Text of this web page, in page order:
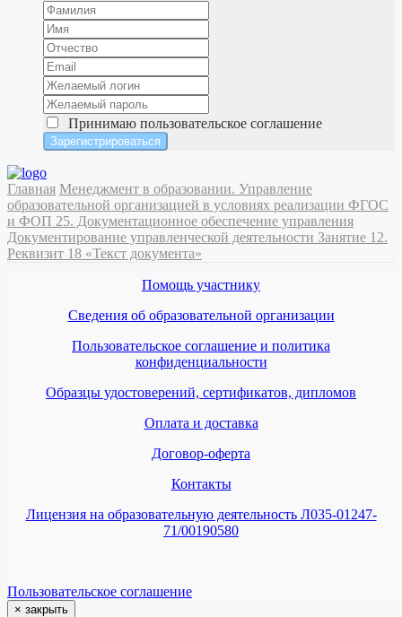
Принимаю пользовательское соглашение
Главная Менеджмент в образовании. Управление
образовательной организацией в условиях реализации ФГОС
и ФОП 25. Документационное обеспечение управления
Документирование управленческой деятельности Занятие 12.
Реквизит 18 «Текст документа»
Помощь участнику
Сведения об образовательной организации
Пользовательское соглашение и политика
конфиденциальности
Образцы удостоверений, сертификатов, дипломов
Оплата и доставка
Договор-оферта
Контакты
Лицензия на образовательную деятельность Л035-01247-
71/00190580
Пользовательское соглашение
× закрыть